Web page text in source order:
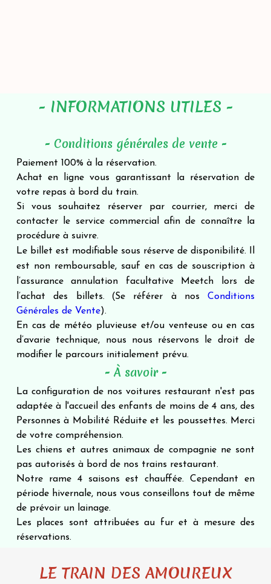
- INFORMATIONS UTILES -
- Conditions générales de vente -
Paiement 100% à la réservation.
Achat en ligne vous garantissant la réservation de
votre repas à bord du train.
Si vous souhaitez réserver par courrier, merci de
contacter le service commercial afin de connaître la
procédure à suivre.
Le billet est modifiable sous réserve de disponibilité. Il
est non remboursable, sauf en cas de souscription à
l’assurance annulation facultative Meetch lors de
l’achat des billets. (Se référer à nos
Conditions
Générales de Vente).
En cas de météo pluvieuse et/ou venteuse ou en cas
d’avarie technique, nous nous réservons le droit de
modifier le parcours initialement prévu.
- À savoir-
La configuration de nos voitures restaurant n'est pas
adaptée à l'accueil des enfants de moins de 4 ans, des
Personnes à Mobilité Réduite et les poussettes. Merci
de votre compréhension.
Les chiens et autres animaux de compagnie ne sont
pas autorisés à bord de nos trains restaurant.
Notre rame 4 saisons est chauffée. Cependant en
période hivernale, nous vous conseillons tout de même
de prévoir un lainage.
Les places sont attribuées au fur et à mesure des
réservations.
LE TRAIN DES AMOUREUX